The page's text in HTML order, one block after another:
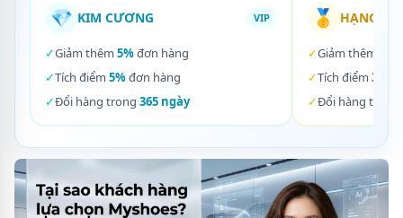
💎 KIM CƯƠNG VIP
✓Giảm thêm 5%đơn hàng
✓Tích điểm 5%đơn hàng
✓Đổi hàng trong 365 ngày
🥇 HẠNG
✓Giảm thêm
✓Tích điểm 3%
✓Đổi hàng trong